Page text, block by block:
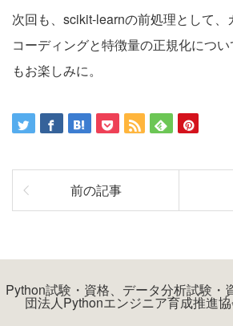
次回も、scikit-learnの前処理として、
コーディングと特徴量の正規化につ
もお楽しみに。
前の記事
Python試験・資格、データ分析試験・
団法人Pythonエンジニア育成推進